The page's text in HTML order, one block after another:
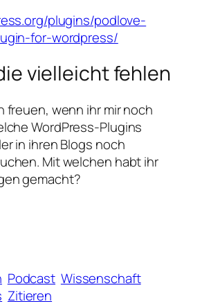
plugins/podlove-
for-wordpress/
vielleicht fehlen
freuen, wenn ihr mir noch
WordPress-Plugins
in ihren Blogs noch
Mit welchen habt ihr
gemacht?
Podcast Wissenschaft
Zitieren